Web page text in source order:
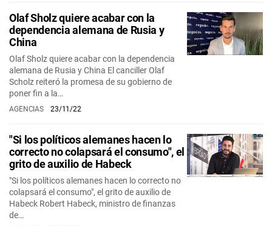
Olaf Sholz quiere acabar con la
dependencia alemana de Rusia y
China
Olaf Sholz quiere acabar con la dependencia
alemana de Rusia y China El canciller Olaf
Scholz reiteró la promesa de su gobierno de
poner fin a la…
AGENCIAS 23/11/22
"Si los políticos alemanes hacen lo
correcto no colapsará el consumo", el
grito de auxilio de Habeck
"Si los políticos alemanes hacen lo correcto no
colapsará el consumo", el grito de auxilio de
Habeck Robert Habeck, ministro de finanzas
de…